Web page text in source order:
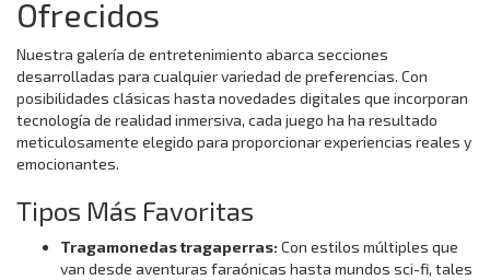
Ofrecidos
Nuestra galería de entretenimiento abarca secciones
desarrolladas para cualquier variedad de preferencias. Con
posibilidades clásicas hasta novedades digitales que incorporan
tecnología de realidad inmersiva, cada juego ha ha resultado
meticulosamente elegido para proporcionar experiencias reales y
emocionantes.
Tipos Más Favoritas
Tragamonedas tragaperras: Con estilos múltiples que
van desde aventuras faraónicas hasta mundos sci-fi, tales